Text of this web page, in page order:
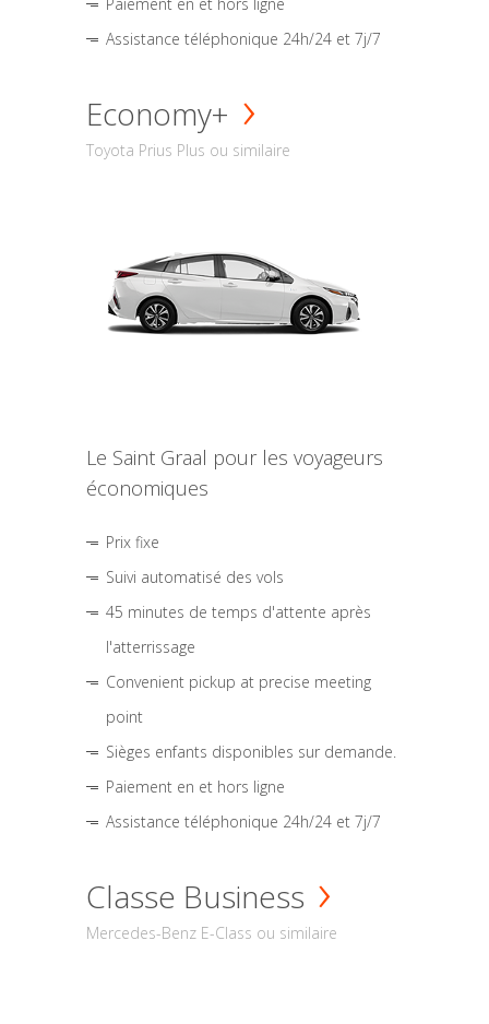
Assistance téléphonique 24h/24 et 7j/7
Economy+
Toyota Prius Plus ou similaire
Le Saint Graal pour les voyageurs
économiques
Prix fixe
Suivi automatisé des vols
45 minutes de temps d'attente après
l'atterrissage
Convenient pickup at precise meeting
point
Sièges enfants disponibles sur demande.
Paiement en et hors ligne
Assistance téléphonique 24h/24 et 7j/7
Classe Business
Mercedes-Benz E-Class ou similaire